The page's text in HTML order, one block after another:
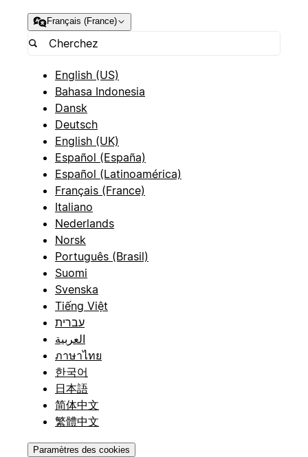
Français (France)
English (US)
Bahasa Indonesia
Dansk
Deutsch
English (UK)
Español (España)
Español (Latinoamérica)
Français (France)
Italiano
Nederlands
Norsk
Português (Brasil)
Suomi
Svenska
Tiếng Việt
עברית
العربية
ภาษาไทย
한국어
日本語
简体中文
繁體中文
Paramètres des cookies